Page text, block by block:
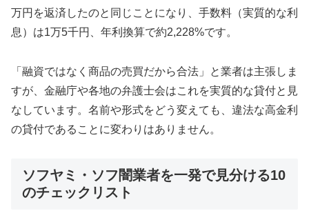
万円を返済したのと同じことになり、手数料（実質的な利
息）は1万5千円、年利換算で約2,228%です。
「融資ではなく商品の売買だから合法」と業者は主張しま
すが、金融庁や各地の弁護士会はこれを実質的な貸付と見
なしています。名前や形式をどう変えても、違法な高金利
の貸付であることに変わりはありません。
ソフヤミ・ソフ闇業者を一発で見分ける10
のチェックリスト